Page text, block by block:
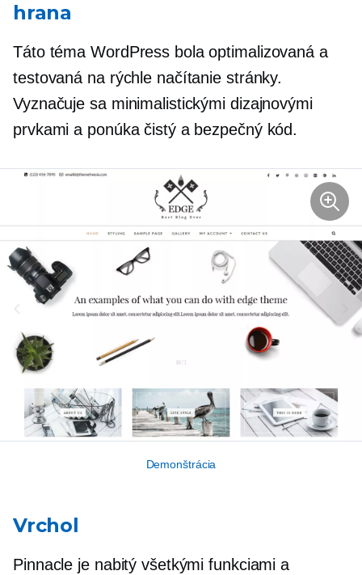
hrana
Táto téma WordPress bola optimalizovaná a
testovaná na rýchle načítanie stránky.
Vyznačuje sa minimalistickými dizajnovými
prvkami a ponúka čistý a bezpečný kód.
Demonštrácia
Vrchol
Pinnacle je nabitý všetkými funkciami a